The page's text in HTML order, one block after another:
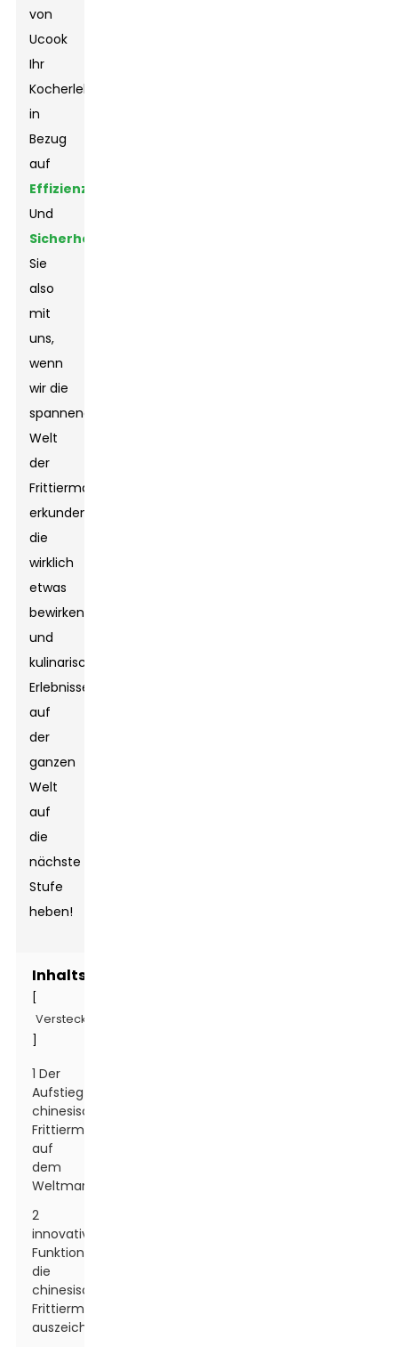
von
Ucook
Ihr
Kocherlebnis
in
Bezug
auf
Effizienz
Und
Sicherheit
Sie
also
mit
uns,
wenn
wir die
spannende
Welt
der
Frittiermaschinen
erkunden,
die
wirklich
etwas
bewirken
und
kulinarische
Erlebnisse
auf
der
ganzen
Welt
auf
die
nächste
Stufe
heben!
Inhaltsverzeichnis
Verstecken
1 Der
Aufstieg
chinesischer
Frittiermaschinen
auf
dem
Weltmarkt
2
innovative
Funktionen,
die
chinesische
Frittiermaschinen
auszeichnen